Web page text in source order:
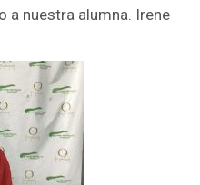
a nuestra alumna. Irene